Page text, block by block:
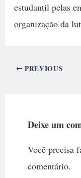
estudantil pelas
organização da
PREVIOUS
Deixe um
Você precisa
comentário.